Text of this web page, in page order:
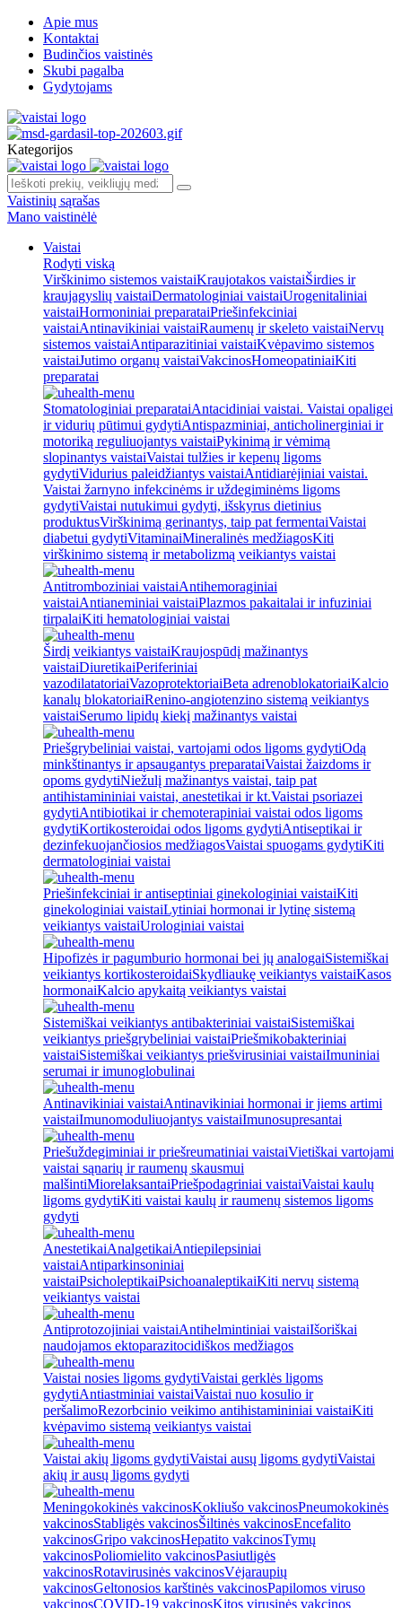
Apie mus
Kontaktai
Budinčios vaistinės
Skubi pagalba
Gydytojams
Kategorijos
Vaistinių sąrašas
Mano vaistinėlė
Vaistai
Rodyti viską
Virškinimo sistemos vaistaiKraujotakos vaistaiŠirdies ir
kraujagyslių vaistaiDermatologiniai vaistaiUrogenitaliniai
vaistaiHormoniniai preparataiPriešinfekciniai
vaistaiAntinavikiniai vaistaiRaumenų ir skeleto vaistaiNervų
sistemos vaistaiAntiparazitiniai vaistaiKvėpavimo sistemos
vaistaiJutimo organų vaistaiVakcinosHomeopatiniaiKiti
preparatai
Stomatologiniai preparataiAntacidiniai vaistai. Vaistai opaligei
ir vidurių pūtimui gydytiAntispazminiai, anticholinerginiai ir
motoriką reguliuojantys vaistaiPykinimą ir vėmimą
slopinantys vaistaiVaistai tulžies ir kepenų ligoms
gydytiVidurius paleidžiantys vaistaiAntidiarėjiniai vaistai.
Vaistai žarnyno infekcinėms ir uždegiminėms ligoms
gydytiVaistai nutukimui gydyti, išskyrus dietinius
produktusVirškinimą gerinantys, taip pat fermentaiVaistai
diabetui gydytiVitaminaiMineralinės medžiagosKiti
virškinimo sistemą ir metabolizmą veikiantys vaistai
Antitromboziniai vaistaiAntihemoraginiai
vaistaiAntianeminiai vaistaiPlazmos pakaitalai ir infuziniai
tirpalaiKiti hematologiniai vaistai
Širdį veikiantys vaistaiKraujospūdį mažinantys
vaistaiDiuretikaiPeriferiniai
vazodilatatoriaiVazoprotektoriaiBeta adrenoblokatoriaiKalcio
kanalų blokatoriaiRenino-angiotenzino sistemą veikiantys
vaistaiSerumo lipidų kiekį mažinantys vaistai
Priešgrybeliniai vaistai, vartojami odos ligoms gydytiOdą
minkštinantys ir apsaugantys preparataiVaistai žaizdoms ir
opoms gydytiNiežulį mažinantys vaistai, taip pat
antihistamininiai vaistai, anestetikai ir kt.Vaistai psoriazei
gydytiAntibiotikai ir chemoterapiniai vaistai odos ligoms
gydytiKortikosteroidai odos ligoms gydytiAntiseptikai ir
dezinfekuojančiosios medžiagosVaistai spuogams gydytiKiti
dermatologiniai vaistai
Priešinfekciniai ir antiseptiniai ginekologiniai vaistaiKiti
ginekologiniai vaistaiLytiniai hormonai ir lytinę sistemą
veikiantys vaistaiUrologiniai vaistai
Hipofizės ir pagumburio hormonai bei jų analogaiSistemiškai
veikiantys kortikosteroidaiSkydliaukę veikiantys vaistaiKasos
hormonaiKalcio apykaitą veikiantys vaistai
Sistemiškai veikiantys antibakteriniai vaistaiSistemiškai
veikiantys priešgrybeliniai vaistaiPriešmikobakteriniai
vaistaiSistemiškai veikiantys priešvirusiniai vaistaiImuniniai
serumai ir imunoglobulinai
Antinavikiniai vaistaiAntinavikiniai hormonai ir jiems artimi
vaistaiImunomoduliuojantys vaistaiImunosupresantai
Priešuždegiminiai ir priešreumatiniai vaistaiVietiškai vartojami
vaistai sąnarių ir raumenų skausmui
malšintiMiorelaksantaiPriešpodagriniai vaistaiVaistai kaulų
ligoms gydytiKiti vaistai kaulų ir raumenų sistemos ligoms
gydyti
AnestetikaiAnalgetikaiAntiepilepsiniai
vaistaiAntiparkinsoniniai
vaistaiPsicholeptikaiPsichoanaleptikaiKiti nervų sistemą
veikiantys vaistai
Antiprotozojiniai vaistaiAntihelmintiniai vaistaiIšoriškai
naudojamos ektoparazitocidiškos medžiagos
Vaistai nosies ligoms gydytiVaistai gerklės ligoms
gydytiAntiastminiai vaistaiVaistai nuo kosulio ir
peršalimoRezorbcinio veikimo antihistamininiai vaistaiKiti
kvėpavimo sistemą veikiantys vaistai
Vaistai akių ligoms gydytiVaistai ausų ligoms gydytiVaistai
akių ir ausų ligoms gydyti
Meningokokinės vakcinosKokliušo vakcinosPneumokokinės
vakcinosStabligės vakcinosŠiltinės vakcinosEncefalito
vakcinosGripo vakcinosHepatito vakcinosTymų
vakcinosPoliomielito vakcinosPasiutligės
vakcinosRotavirusinės vakcinosVėjaraupių
vakcinosGeltonosios karštinės vakcinosPapilomos viruso
vakcinosCOVID-19 vakcinosKitos virusinės vakcinos